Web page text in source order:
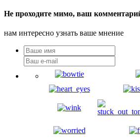
Не проходите мимо, ваш
нам интересно узнать ваше мнение